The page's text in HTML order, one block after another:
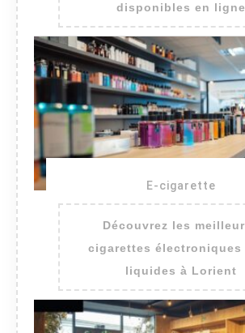
disponibles en ligne
E-cigarette
Découvrez les
cigarettes électroniques
liquides à Lorient